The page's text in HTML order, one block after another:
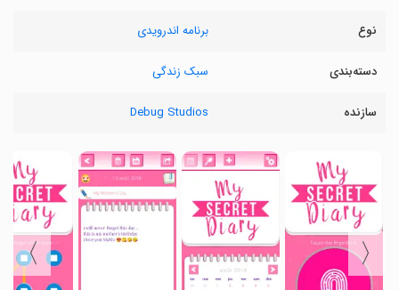
نوع برنامه اندرویدی
دسته‌بندی سبک زندگی
سازنده Debug Studios
〈
〉